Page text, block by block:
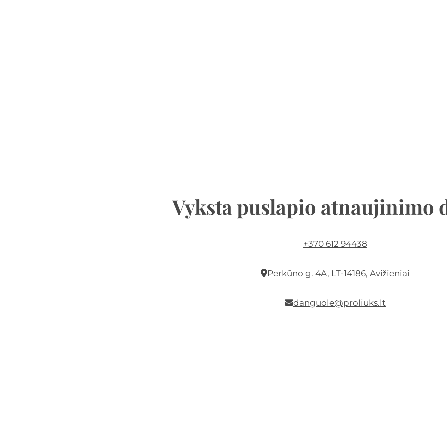
Vyksta puslapio atnaujinimo
+370 612 94438
Perkūno g. 4A, LT-14186, Avižieniai
danguole@proliuks.lt